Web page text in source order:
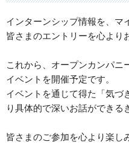
インターンシップ情報を、マ
皆さまのエントリーを心より
これから、オープンカンパニ
イベントを開催予定です。
イベントを通じて得た「気づ
り具体的で深いお話ができる
皆さまのご参加を心より楽し